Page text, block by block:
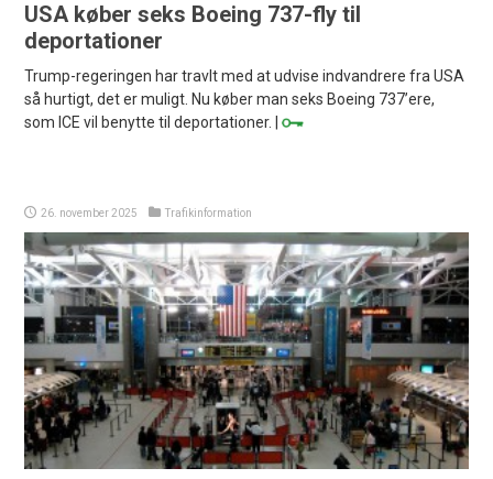
USA køber seks Boeing 737-fly til
deportationer
Trump-regeringen har travlt med at udvise indvandrere fra USA
så hurtigt, det er muligt. Nu køber man seks Boeing 737’ere,
som ICE vil benytte til deportationer. |
26. november 2025 Trafikinformation